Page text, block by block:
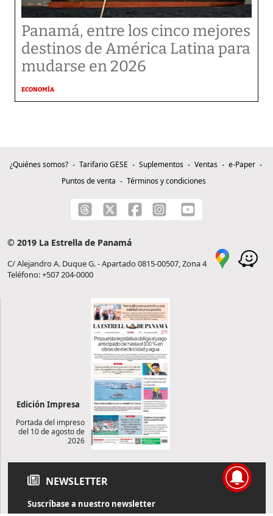
Panamá, entre los cinco mejores
destinos de América Latina para
mudarse en 2026
ECONOMÍA
¿Quiénes somos? Tarifario GESE Suplementos Ventas
e-Paper
Puntos de venta
Términos y condiciones
© 2019 La Estrella de Panamá
C/ Alejandro A. Duque G. - Apartado 0815-00507, Zona 4
Teléfono: +507 204-0000
Edición Impresa
Portada del impreso
del 10 de agosto de
2026
NEWSLETTER
Suscríbase a nuestro newsletter